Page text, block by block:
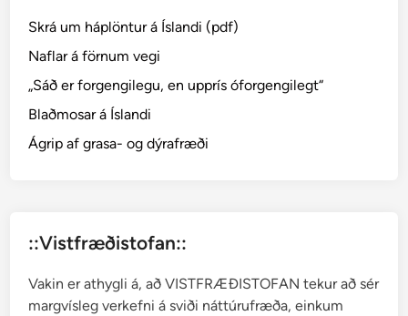
a
Skrá um háplöntur á Íslandi (pdf)
Naflar á förnum vegi
„Sáð er forgengilegu, en upprís óforgengilegt“
Blaðmosar á Íslandi
Ágrip af grasa- og dýrafræði
::Vistfræðistofan::
Vakin er athygli á, að VISTFRÆÐISTOFAN tekur að sér
margvísleg verkefni á sviði náttúrufræða, einkum